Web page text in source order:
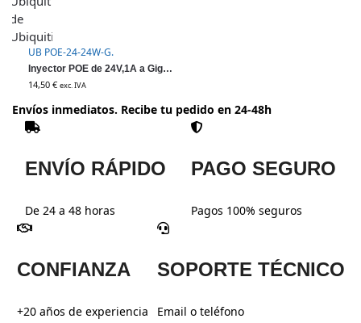
UB POE-24-24W-G.
Inyector POE de 24V,1A a Gigabit de Ubiquit de Ubiquiti
14,50 € exc. IVA
Envíos inmediatos. Recibe tu pedido en 24-48h
ENVÍO RÁPIDO
De 24 a 48 horas
PAGO SEGURO
Pagos 100% seguros
CONFIANZA
+20 años de experiencia
SOPORTE TÉCNICO
Email o teléfono